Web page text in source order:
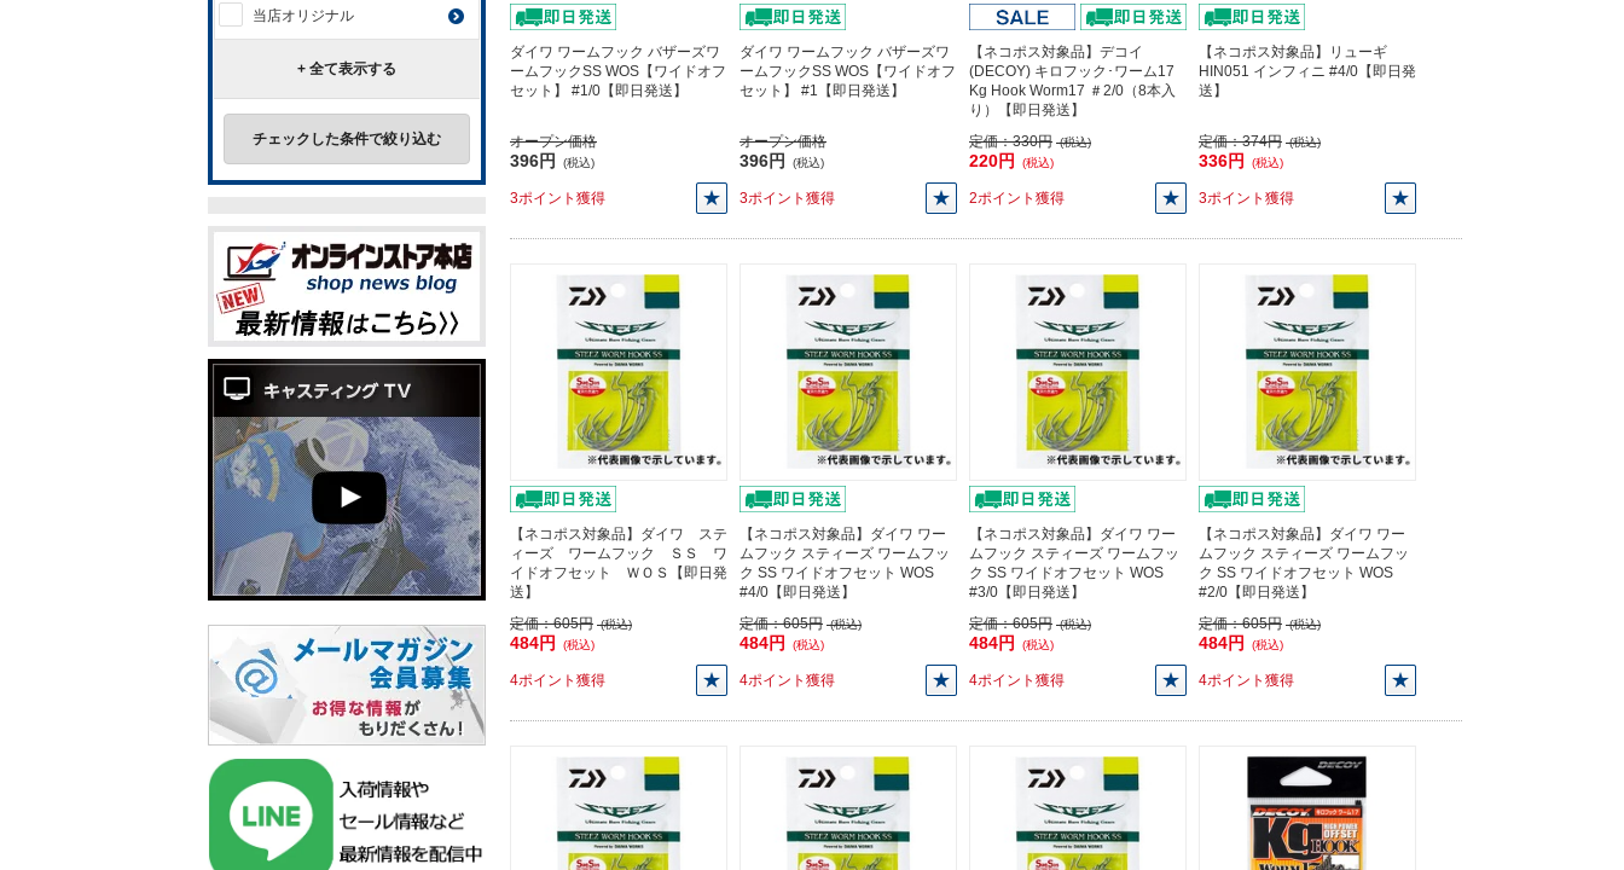
ダイワ ワームフック バザーズワ
ームフックSS WOS【ワイドオフ
セット】 #1/0【即日発送】
オープン価格
396円 (税込)
3ポイント獲得
ダイワ ワームフック バザーズワ
ームフックSS WOS【ワイドオフ
セット】 #1【即日発送】
オープン価格
396円 (税込)
3ポイント獲得
【ネコポス対象品】デコイ
(DECOY) キロフック･ワーム17
Kg Hook Worm17 ＃2/0（8本入
り）【即日発送】
定価：330円 (税込)
220円 (税込)
2ポイント獲得
【ネコポス対象品】リューギ
HIN051 インフィニ #4/0【即日発
送】
定価：374円 (税込)
336円 (税込)
3ポイント獲得
【ネコポス対象品】ダイワ ステ
ィーズ ワームフック ＳＳ ワ
イドオフセット ＷＯＳ【即日発
送】
定価：605円 (税込)
484円 (税込)
4ポイント獲得
【ネコポス対象品】ダイワ ワー
ムフック スティーズ ワームフッ
ク SS ワイドオフセット WOS
#4/0【即日発送】
定価：605円 (税込)
484円 (税込)
4ポイント獲得
【ネコポス対象品】ダイワ ワー
ムフック スティーズ ワームフッ
ク SS ワイドオフセット WOS
#3/0【即日発送】
定価：605円 (税込)
484円 (税込)
4ポイント獲得
【ネコポス対象品】ダイワ ワー
ムフック スティーズ ワームフッ
ク SS ワイドオフセット WOS
#2/0【即日発送】
定価：605円 (税込)
484円 (税込)
4ポイント獲得
当店オリジナル
+ 全て表示する
チェックした条件で絞り込む